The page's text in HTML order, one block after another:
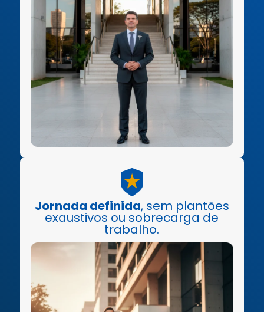
Jornada definida, sem plantões
exaustivos ou sobrecarga de
trabalho.